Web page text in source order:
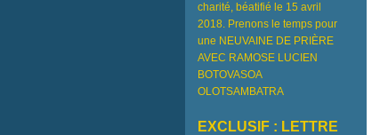
charité, béatifié le 15 avril
2018. Prenons le temps pour
une NEUVAINE DE PRIÈRE
AVEC RAMOSE LUCIEN
BOTOVASOA
OLOTSAMBATRA
EXCLUSIF : LETTRE